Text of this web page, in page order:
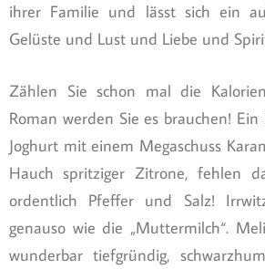
ihrer Familie und lässt sich ein
Gelüste und Lust und Liebe und
Zählen Sie schon mal die
Roman werden Sie es brauchen!
Joghurt mit einem Megaschuss
Hauch spritziger Zitrone, fehlen
ordentlich Pfeffer und Salz!
genauso wie die „Muttermilch“.
wunderbar tiefgründig,